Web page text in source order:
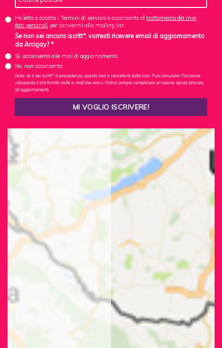
Ho letto e accetto i Termini di servizio e acconsento al trattamento dei miei
dati personali per iscrivermi alla mailing list
Se non sei ancora iscritt*, vorresti ricevere email di aggiornamento
da Arcigay? *
Sì, acconsento alle mail di aggiornamento
No, non acconsento
Nota: se ti sei iscritt* in precedenza, questo non ti cancellerà dalla lista. Puoi annullare l'iscrizione
utilizzando il link fornito nelle e-mail che ricevi. Potrai sempre completare un'azione senza attivare
gli aggiornamenti.